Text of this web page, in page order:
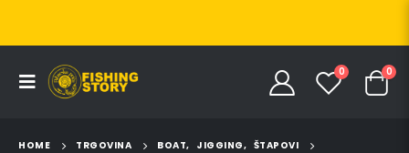
0 0
HOME TRGOVINA BOAT, JIGGING, ŠTAPOVI